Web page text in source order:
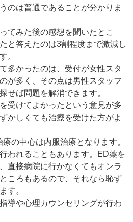
のは普通であることが分かりま
てみた後の感想を聞いたとこ
と答えたのは3割程度まで激減し
。
多かったのは、受付が女性スタ
が多く、その点は男性スタッフ
せば問題を解消できます。
受けてよかったという意見が多
かしくても治療を受けた方がよ
の中心は内服治療となります。
われることもあります。ED薬を
直接病院に行かなくてもオンラ
ころもあるので、それなら恥ず
す。
導や心理カウンセリングが行わ